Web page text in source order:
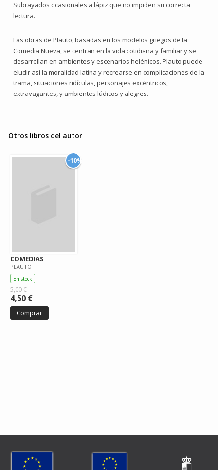
Subrayados ocasionales a lápiz que no impiden su correcta
lectura.
Las obras de Plauto, basadas en los modelos griegos de la
Comedia Nueva, se centran en la vida cotidiana y familiar y se
desarrollan en ambientes y escenarios helénicos. Plauto puede
eludir así la moralidad latina y recrearse en complicaciones de la
trama, situaciones ridículas, personajes excéntricos,
extravagantes, y ambientes lúdicos y alegres.
Otros libros del autor
-10%
COMEDIAS
PLAUTO
En stock
5,00 €
4,50 €
Comprar